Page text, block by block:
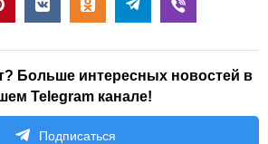
Больше интересных новостей в
Telegram канале!
Подписаться